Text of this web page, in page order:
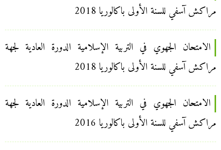
مراكش آسفي للسنة الأولى باكالوريا 2018
الامتحان الجهوي في التربية الإسلامية الدورة العادية لجهة
مراكش آسفي للسنة الأولى باكالوريا 2018
الامتحان الجهوي في التربية الإسلامية الدورة العادية لجهة
مراكش آسفي للسنة الأولى باكالوريا 2016